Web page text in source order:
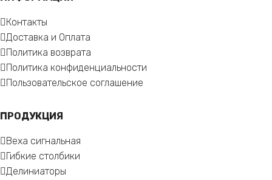
Контакты
Доставка и Оплата
Политика возврата
Политика конфиденциальности
Пользовательское соглашение
ПРОДУКЦИЯ
Веха сигнальная
Гибкие столбики
Делиниаторы